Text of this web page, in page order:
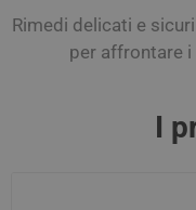
Rimedi delicati e
per affrontare
I